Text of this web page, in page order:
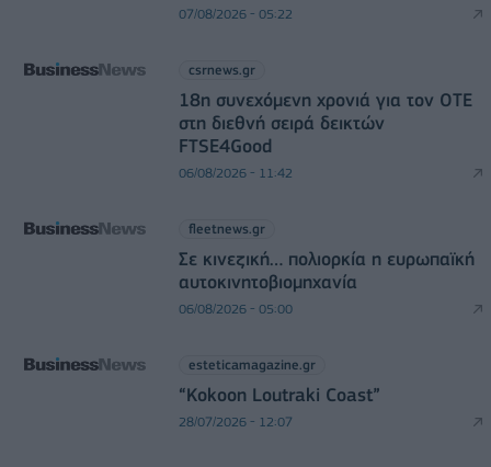
07/08/2026 - 05:22
csrnews.gr
18η συνεχόμενη χρονιά για τον ΟΤΕ
στη διεθνή σειρά δεικτών
FTSE4Good
06/08/2026 - 11:42
fleetnews.gr
Σε κινεζική… πολιορκία η ευρωπαϊκή
αυτοκινητοβιομηχανία
06/08/2026 - 05:00
esteticamagazine.gr
“Kokoon Loutraki Coast”
28/07/2026 - 12:07